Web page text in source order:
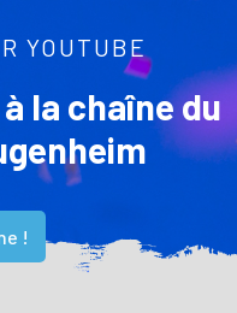
YOUTUBE
la chaîne du
!